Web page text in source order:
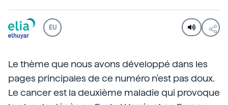
EU
Le thème que nous avons développé dans les
pages principales de ce numéro n'est pas doux.
Le cancer est la deuxième maladie qui provoque